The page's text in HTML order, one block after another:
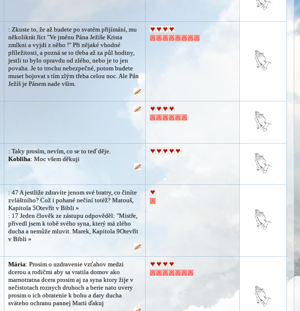
: Zkuste to, že až budete po svatém přijímání, mu
několikrát říct "Ve jménu Pána Ježíše Krista
zmlkni a vyjdi z něho !" Při nějaké vhodné
příležitosti, a pozná se to třeba až za půl hodiny,
jestli to bylo opravdu od zlého, nebo je to jen
povaha. Je to trochu nebezpečné, potom budete
muset bojovat s tím zlým třeba celou noc. Ale Pán
Ježíš je Pánem nade vším.
: Taky prosím, nevím, co se to teď děje.
Kobliha: Moc všem děkuji
: 47 A jestliže zdravíte jenom své bratry, co činíte
zvláštního? Což i pohané nečiní totéž? Matouš,
Kapitola 5Otevřít v Bibli »
: 17 Jeden člověk ze zástupu odpověděl: "Mistře,
přivedl jsem k tobě svého syna, který má zlého
ducha a nemůže mluvit. Marek, Kapitola 9Otevřít
v Bibli »
Mária: Prosim o uzdravenie vzťahov medzi
dcerou a rodičmi aby sa vratila domov ako
marnotratna dcera prosim aj za syna ktory žije v
nečistotach roznych druhoch a berie nato uvery
prosim o ich obratenie k bohu a dary ducha
sväteho ochranu pannej Marii ďakuj